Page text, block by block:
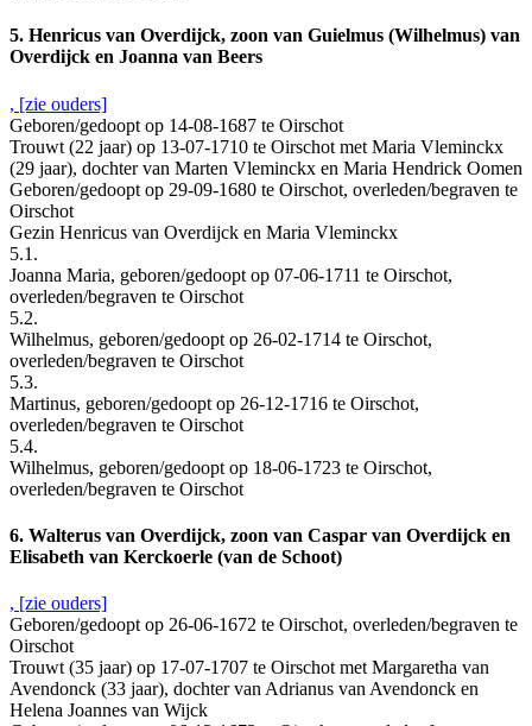
5. Henricus van Overdijck, zoon van Guielmus (Wilhelmus) van
Overdijck en Joanna van Beers
, [zie ouders]
Geboren/gedoopt op 14-08-1687 te Oirschot
Trouwt (22 jaar) op 13-07-1710 te Oirschot met Maria Vleminckx
(29 jaar), dochter van Marten Vleminckx en Maria Hendrick Oomen
Geboren/gedoopt op 29-09-1680 te Oirschot, overleden/begraven te
Oirschot
Gezin Henricus van Overdijck en Maria Vleminckx
5.1.
Joanna Maria, geboren/gedoopt op 07-06-1711 te Oirschot,
overleden/begraven te Oirschot
5.2.
Wilhelmus, geboren/gedoopt op 26-02-1714 te Oirschot,
overleden/begraven te Oirschot
5.3.
Martinus, geboren/gedoopt op 26-12-1716 te Oirschot,
overleden/begraven te Oirschot
5.4.
Wilhelmus, geboren/gedoopt op 18-06-1723 te Oirschot,
overleden/begraven te Oirschot
6. Walterus van Overdijck, zoon van Caspar van Overdijck en
Elisabeth van Kerckoerle (van de Schoot)
, [zie ouders]
Geboren/gedoopt op 26-06-1672 te Oirschot, overleden/begraven te
Oirschot
Trouwt (35 jaar) op 17-07-1707 te Oirschot met Margaretha van
Avendonck (33 jaar), dochter van Adrianus van Avendonck en
Helena Joannes van Wijck